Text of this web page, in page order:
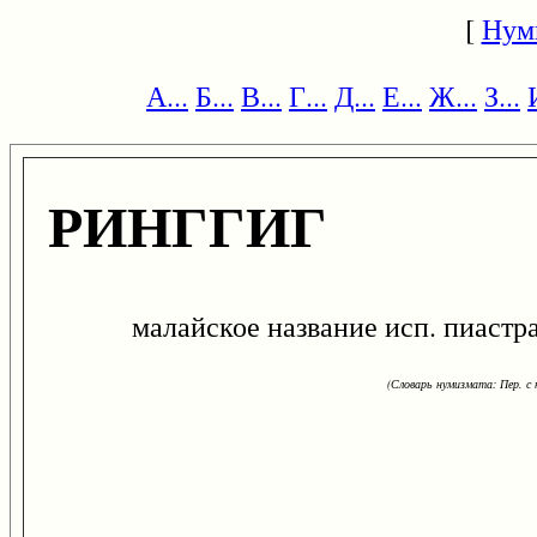
[
А... Б... В... Г... Д... Е... Ж... З...
РИНГГИГ
малайское название исп.
(Словарь нумизмата: Пер. с